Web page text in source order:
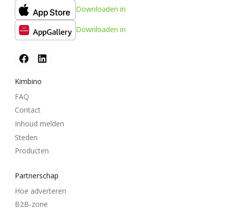
Downloaden in
Downloaden in
Kimbino
FAQ
Contact
Inhoud melden
Steden
Producten
Partnerschap
Hoe adverteren
B2B-zone